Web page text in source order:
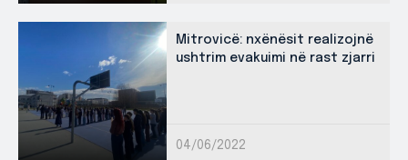
Mitrovicë: nxënësit realizojnë
ushtrim evakuimi në rast zjarri
04/06/2022